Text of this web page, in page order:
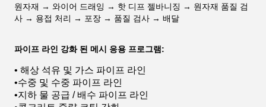
원자재 → 와이어 드래잉 → 핫 디프 젤바니징 → 원자재 품질 검
사 → 용접 처리 → 포장 → 품질 검사 → 배달
파이프 라인 강화 된 메시 응용 프로그램:
• 해상 석유 및 가스 파이프 라인
•수중 및 수중 파이프 라인
•지하 물 공급 / 배수 파이프 라인